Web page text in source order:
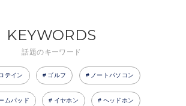
KEYWORDS
話題のキーワード
テイン ゴルフ ノートパソコン
ムパッド イヤホン ヘッドホン